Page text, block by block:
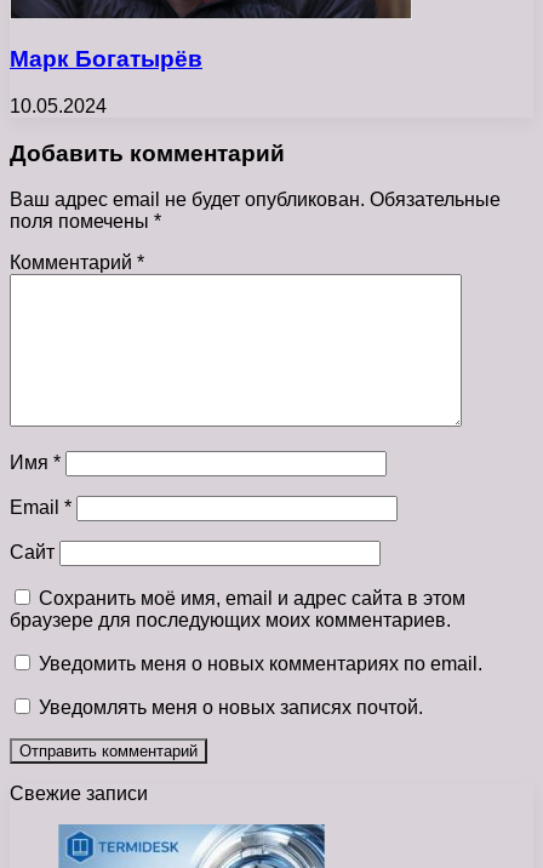
Марк Богатырёв
10.05.2024
Добавить комментарий
Ваш адрес email не будет опубликован. Обязательные
поля помечены *
Комментарий *
Имя *
Email *
Сайт
Сохранить моё имя, email и адрес сайта в этом
браузере для последующих моих комментариев.
Уведомить меня о новых комментариях по email.
Уведомлять меня о новых записях почтой.
Свежие записи